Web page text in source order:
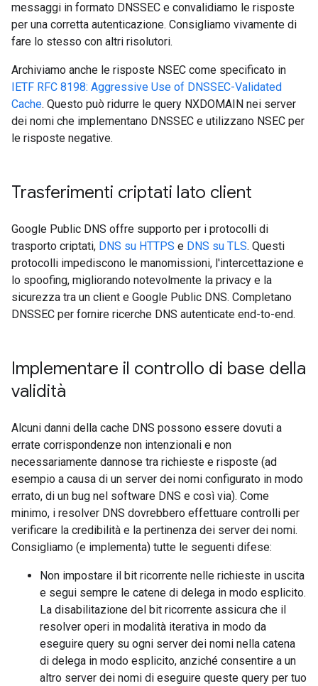
messaggi in formato DNSSEC e convalidiamo le risposte
per una corretta autenticazione. Consigliamo vivamente di
fare lo stesso con altri risolutori.
Archiviamo anche le risposte NSEC come specificato in
IETF RFC 8198: Aggressive Use of DNSSEC-Validated
Cache. Questo può ridurre le query NXDOMAIN nei server
dei nomi che implementano DNSSEC e utilizzano NSEC per
le risposte negative.
Trasferimenti criptati lato client
Google Public DNS offre supporto per i protocolli di
trasporto criptati, DNS su HTTPS e DNS su TLS. Questi
protocolli impediscono le manomissioni, l'intercettazione e
lo spoofing, migliorando notevolmente la privacy e la
sicurezza tra un client e Google Public DNS. Completano
DNSSEC per fornire ricerche DNS autenticate end-to-end.
Implementare il controllo di base della
validità
Alcuni danni della cache DNS possono essere dovuti a
errate corrispondenze non intenzionali e non
necessariamente dannose tra richieste e risposte (ad
esempio a causa di un server dei nomi configurato in modo
errato, di un bug nel software DNS e così via). Come
minimo, i resolver DNS dovrebbero effettuare controlli per
verificare la credibilità e la pertinenza dei server dei nomi.
Consigliamo (e implementa) tutte le seguenti difese:
Non impostare il bit ricorrente nelle richieste in uscita
e segui sempre le catene di delega in modo esplicito.
La disabilitazione del bit ricorrente assicura che il
resolver operi in modalità iterativa in modo da
eseguire query su ogni server dei nomi nella catena
di delega in modo esplicito, anziché consentire a un
altro server dei nomi di eseguire queste query per tuo